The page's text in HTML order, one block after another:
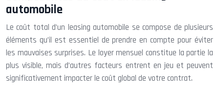
automobile
Le coût total d’un leasing automobile se compose de plusieurs
éléments qu’il est essentiel de prendre en compte pour éviter
les mauvaises surprises. Le loyer mensuel constitue la partie la
plus visible, mais d’autres facteurs entrent en jeu et peuvent
significativement impacter le coût global de votre contrat.